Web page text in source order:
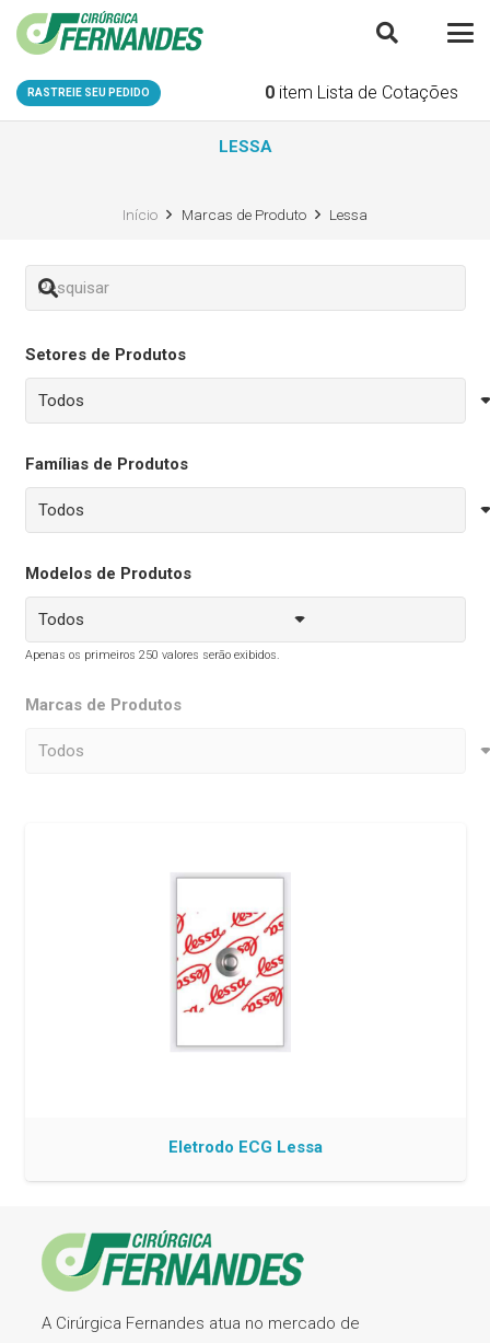
RASTREIE SEU PEDIDO 0 item Lista de Cotações
LESSA
Início Marcas de Produto Lessa
Setores de Produtos
Famílias de Produtos
Modelos de Produtos
Apenas os primeiros 250 valores serão exibidos.
Marcas de Produtos
Eletrodo ECG Lessa
A Cirúrgica Fernandes atua no mercado de